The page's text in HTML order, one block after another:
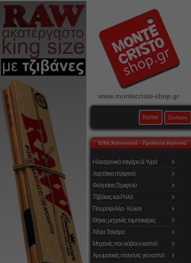
www.montecristo-shop.gr
home Σύνδεση
Είδη Καπνιστού - Προϊόντα Καπνού
Ηλεκτρονικό τσιγάρο & Υγρά
Χαρτάκια στριφτού
Φιλτράκια Στριφτού
Τζιβάνες και Ρολά
Πουρόφυλλα - Κώνοι
Θήκες μηχανές ταμπακιέρες
Άδεια Τσιγάρα
Μηχανές που κόβουν καπνό
Αρωματικές σταγόνες για καπνό